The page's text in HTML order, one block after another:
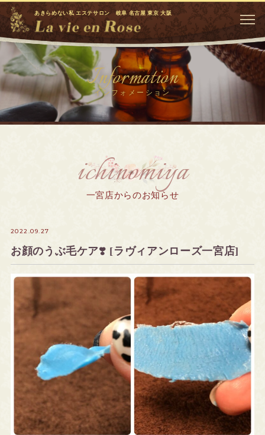
あきらめない私 エステサロン 岐阜 名古屋 東京 大阪
Information
インフォメーション
ichinomiya
一宮店からのお知らせ
2022.09.27
お顔のうぶ毛ケア❣️ [ラヴィアンローズ一宮店]